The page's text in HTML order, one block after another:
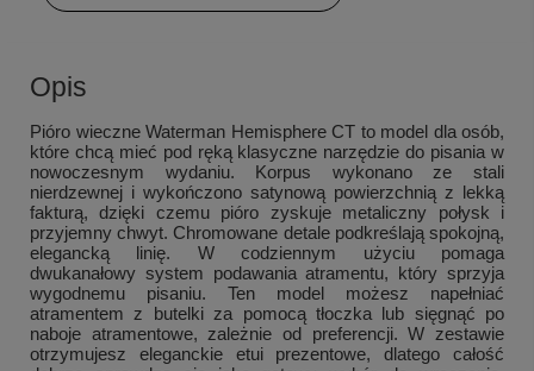
Opis
Pióro wieczne Waterman Hemisphere CT to model dla osób,
które chcą mieć pod ręką klasyczne narzędzie do pisania w
nowoczesnym wydaniu. Korpus wykonano ze stali
nierdzewnej i wykończono satynową powierzchnią z lekką
fakturą, dzięki czemu pióro zyskuje metaliczny połysk i
przyjemny chwyt. Chromowane detale podkreślają spokojną,
elegancką linię. W codziennym użyciu pomaga
dwukanałowy system podawania atramentu, który sprzyja
wygodnemu pisaniu. Ten model możesz napełniać
atramentem z butelki za pomocą tłoczka lub sięgnąć po
naboje atramentowe, zależnie od preferencji. W zestawie
otrzymujesz eleganckie etui prezentowe, dlatego całość